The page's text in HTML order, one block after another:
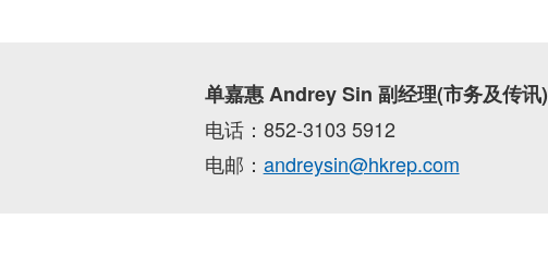
单嘉惠 Andrey Sin 副经理(市务及传讯)
电话：852-3103 5912
电邮： andreysin@hkrep.com